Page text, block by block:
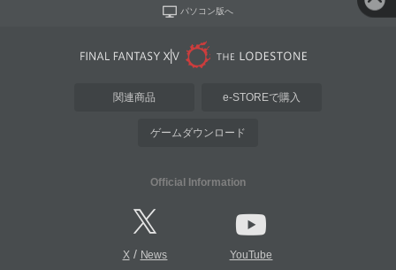
パソコン版へ
関連商品 e-STOREで購入
ゲームダウンロード
Official Information
X/ News YouTube